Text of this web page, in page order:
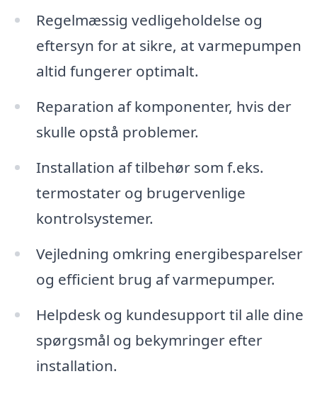
Regelmæssig vedligeholdelse og
eftersyn for at sikre, at varmepumpen
altid fungerer optimalt.
Reparation af komponenter, hvis der
skulle opstå problemer.
Installation af tilbehør som f.eks.
termostater og brugervenlige
kontrolsystemer.
Vejledning omkring energibesparelser
og efficient brug af varmepumper.
Helpdesk og kundesupport til alle dine
spørgsmål og bekymringer efter
installation.